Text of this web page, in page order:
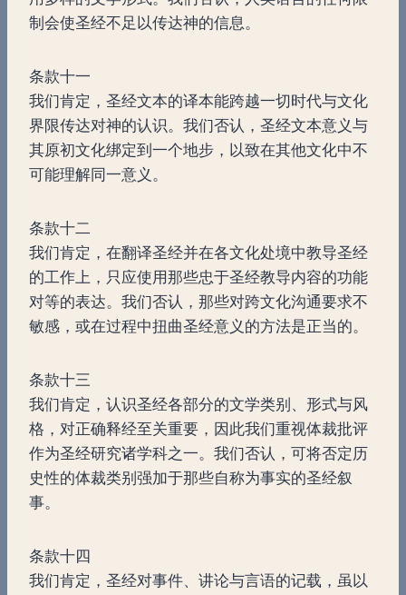
制会使圣经不足以传达神的信息。
条款十一
我们肯定，圣经文本的译本能跨越一切时代与文化
界限传达对神的认识。我们否认，圣经文本意义与
其原初文化绑定到一个地步，以致在其他文化中不
可能理解同一意义。
条款十二
我们肯定，在翻译圣经并在各文化处境中教导圣经
的工作上，只应使用那些忠于圣经教导内容的功能
对等的表达。我们否认，那些对跨文化沟通要求不
敏感，或在过程中扭曲圣经意义的方法是正当的。
条款十三
我们肯定，认识圣经各部分的文学类别、形式与风
格，对正确释经至关重要，因此我们重视体裁批评
作为圣经研究诸学科之一。我们否认，可将否定历
史性的体裁类别强加于那些自称为事实的圣经叙
事。
条款十四
我们肯定，圣经对事件、讲论与言语的记载，虽以